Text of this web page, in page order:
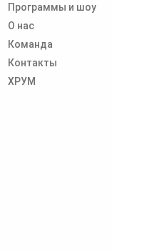
Программы и шоу
О нас
Команда
Контакты
ХРУМ